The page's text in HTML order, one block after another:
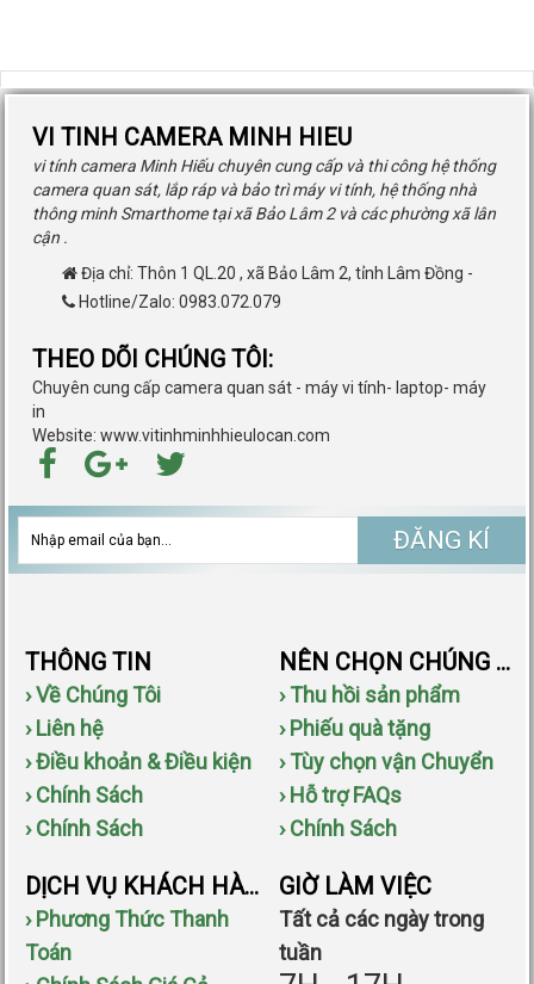
VI TINH CAMERA MINH HIEU
vi tính camera Minh Hiếu chuyên cung cấp và thi công hệ thống
camera quan sát, lắp ráp và bảo trì máy vi tính, hệ thống nhà
thông minh Smarthome tại xã Bảo Lâm 2 và các phường xã lân
cận .
Địa chỉ: Thôn 1 QL.20 , xã Bảo Lâm 2, tỉnh Lâm Đồng -
Hotline/Zalo: 0983.072.079
THEO DÕI CHÚNG TÔI:
Chuyên cung cấp camera quan sát - máy vi tính- laptop- máy
in
Website: www.vitinhminhhieulocan.com
ĐĂNG KÍ
THÔNG TIN
› Về Chúng Tôi
› Liên hệ
› Điều khoản & Điều kiện
› Chính Sách
› Chính Sách
NÊN CHỌN CHÚNG TÔI
› Thu hồi sản phẩm
› Phiếu quà tặng
› Tùy chọn vận Chuyển
› Hỗ trợ FAQs
› Chính Sách
DỊCH VỤ KHÁCH HÀNG
› Phương Thức Thanh
Toán
GIỜ LÀM VIỆC
Tất cả các ngày trong
tuần